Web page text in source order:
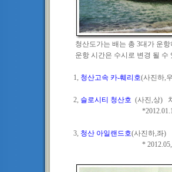
청산도가는 배는 총 3대가 운
운항 시간은 수시로 변경 될 수
1, 청산고속 카-훼리호(사진하,
2, 슬로시티 청산호 (사진,상)
*2012.01.12. 신조,
3, 청산 아일랜드호(사진하,좌)
* 2012.05,29, 풍양(